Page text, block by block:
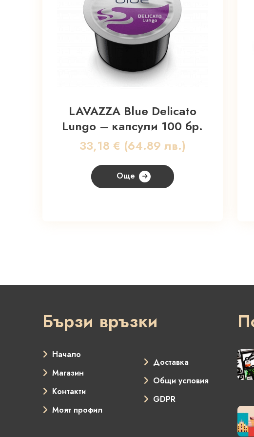
LAVAZZA Blue Delicato
Lungo – капсули 100 бр.
33,18 € (64.89 лв.)
Още
Бързи връзки
Начало
Магазин
Контакти
Моят профил
Доставка
Общи условия
GDPR